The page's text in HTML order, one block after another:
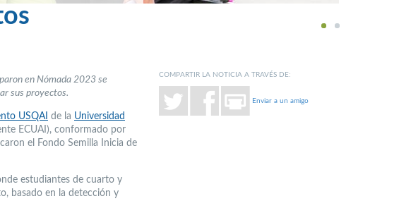
1 2
en Nómada 2023 se
sus proyectos.
USQAI de la Universidad
ECUAI), conformado por
el Fondo Semilla Inicia de
estudiantes de cuarto y
basado en la detección y
COMPARTIR LA NOTICIA A TRAVÉS DE:
Enviar a un amigo